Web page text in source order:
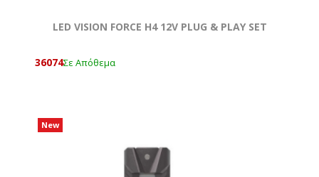
LED VISION FORCE H4 12V PLUG & PLAY SET
36074Σε Απόθεμα
New